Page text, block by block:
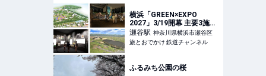
横浜「GREEN×EXPO
2027」3/19開幕 主要3施設
「テーマ館」「園芸文化
館」「日本政府苑」を解
説！ 隈研吾×杉山央が描く
道チャンネル
瀬谷駅 神奈川県横浜市瀬谷区
旅とおでかけ 鉄道チャンネル
ふるみち公園の桜